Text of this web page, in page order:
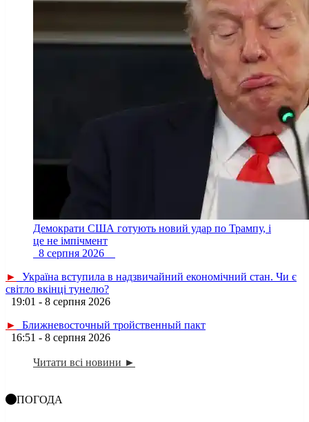
Демократи США готують новий удар по Трампу, і
це не імпічмент
8 серпня 2026
►
Україна вступила в надзвичайний економічний стан. Чи є
світло вкінці тунелю?
19:01 - 8 серпня 2026
►
Ближневосточный тройственный пакт
16:51 - 8 серпня 2026
Читати всі новини ►
ПОГОДА